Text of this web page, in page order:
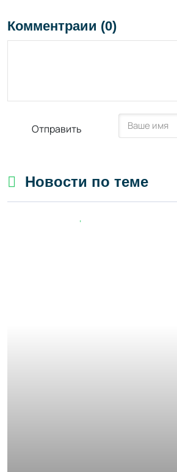
Комментраии (0)
Отправить
Новости по теме